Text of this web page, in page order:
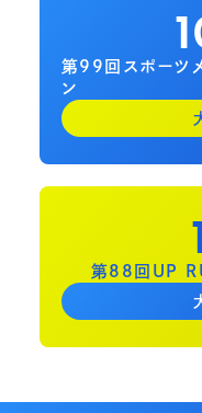
第99回スポーツ
ン
第88回UP